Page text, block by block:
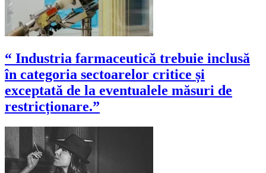
“ Industria farmaceutică trebuie inclusă
în categoria sectoarelor critice și
exceptată de la eventualele măsuri de
restricționare.”